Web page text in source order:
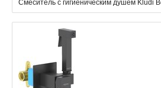
Смеситель с гигиеническим душем Kludi